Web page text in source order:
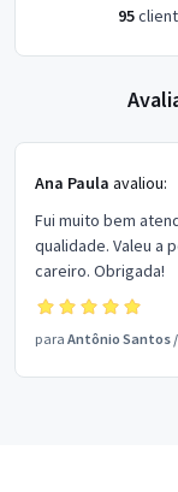
95
Ana Paula avaliou:
Fui muito bem
qualidade. Valeu a
careiro. Obrigada!
para Antônio Santos /